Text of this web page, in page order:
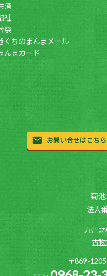
済
祉
祭
くちのまんまメール
んまカード
お問い合せはこちら
菊
法人
九州
古
〒869-